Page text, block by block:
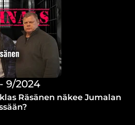
9/2024
Räsänen näkee Jumalan